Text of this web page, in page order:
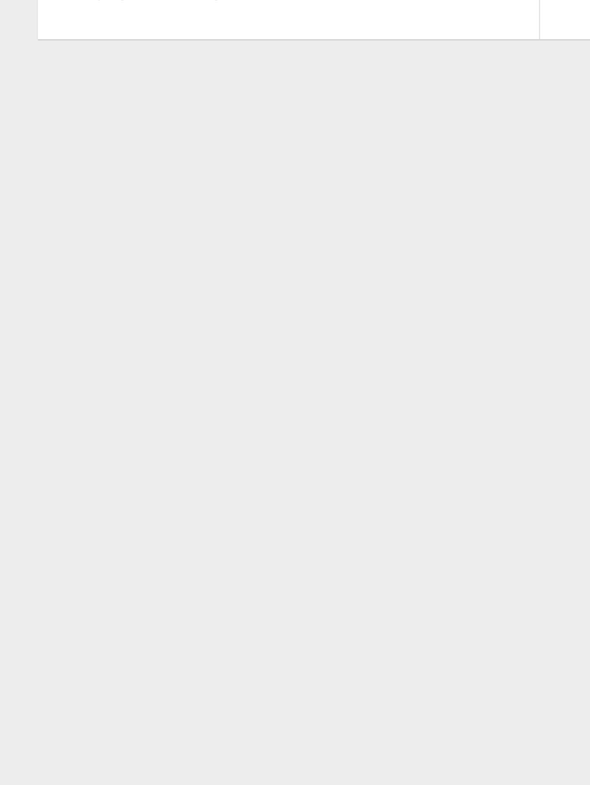
entradas